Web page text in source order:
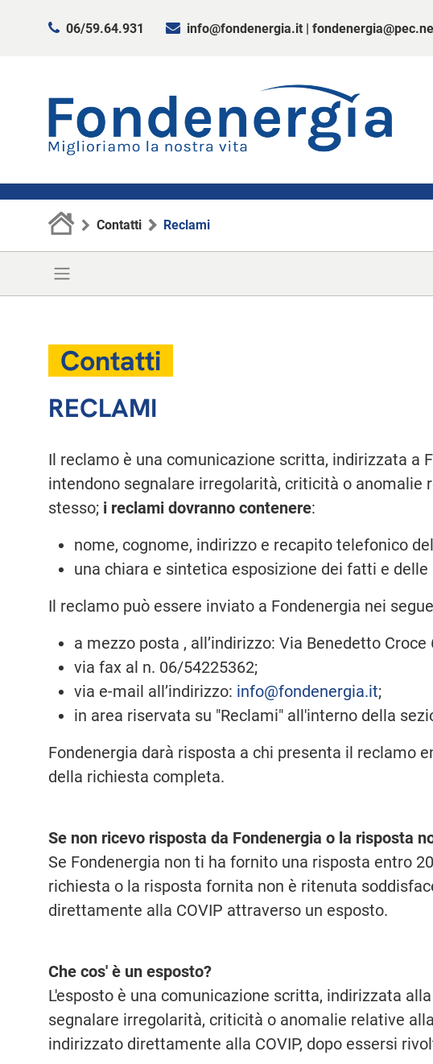
06/59.64.931 info@fondenergia.it |
Contatti Reclami
Contatti
RECLAMI
Il reclamo è una comunicazione scritta, indirizzata a
intendono segnalare irregolarità, criticità o anomalie
stesso; i reclami dovranno contenere:
nome, cognome, indirizzo e recapito telefonico
una chiara e sintetica esposizione dei fatti e
Il reclamo può essere inviato a Fondenergia nei
a mezzo posta , all’indirizzo: Via Benedetto Croce
via fax al n. 06/54225362;
via e-mail all’indirizzo: info@fondenergia.it;
in area riservata su "Reclami" all'interno della
Fondenergia darà risposta a chi presenta il reclamo
della richiesta completa.
Se non ricevo risposta da Fondenergia o la risposta
Se Fondenergia non ti ha fornito una risposta entro
richiesta o la risposta fornita non è ritenuta
direttamente alla COVIP attraverso un esposto.
Che cos' è un esposto?
L'esposto è una comunicazione scritta, indirizzata
segnalare irregolarità, criticità o anomalie relative
indirizzato direttamente alla COVIP, dopo essersi